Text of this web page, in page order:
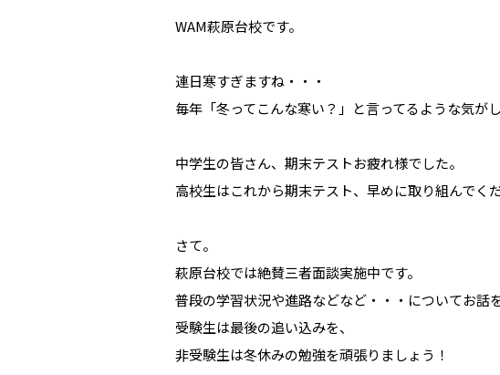
WAM萩原台校です。
連日寒すぎますね・・・
毎年「冬ってこんな寒い？」と言ってるような気がし
中学生の皆さん、期末テストお疲れ様でした。
高校生はこれから期末テスト、早めに取り組んでく
さて。
萩原台校では絶賛三者面談実施中です。
普段の学習状況や進路などなど・・・についてお話
受験生は最後の追い込みを、
非受験生は冬休みの勉強を頑張りましょう！